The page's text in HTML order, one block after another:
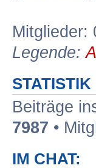
Mitglieder:
Legende:
STATISTIK
Beiträge
7987 •
IM CHAT: